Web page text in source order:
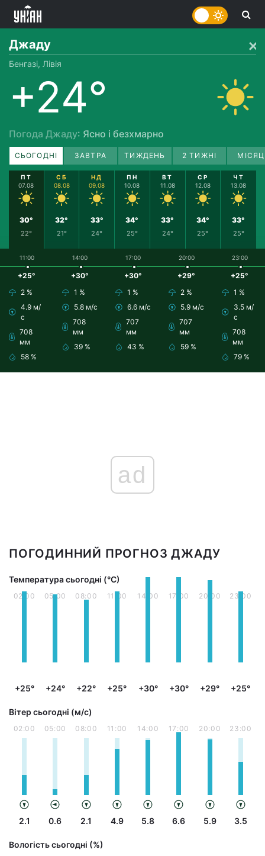
Джаду
Бенгазі, Лівія
+24°
Погода Джаду: Ясно і безхмарно
СЬОГОДНІ ЗАВТРА ТИЖДЕНЬ 2 ТИЖНІ
ПТ
07.08
30°
22°
СБ
08.08
32°
21°
НД
09.08
33°
24°
ПН
10.08
34°
25°
ВТ
11.08
33°
24°
СР
12.08
34°
25°
ЧТ
13.08
33°
25°
11:00
+25°
2 %
4.9 м/
с
708
мм
58 %
14:00
+30°
1 %
5.8 м/с
708
мм
39 %
17:00
+30°
1 %
6.6 м/с
707
мм
43 %
20:00
+29°
2 %
5.9 м/с
707
мм
59 %
23:00
+25°
1 %
3.5 м/
с
708
мм
79 %
ad
ПОГОДИННИЙ ПРОГНОЗ ДЖАДУ
Температура сьогодні (°С)
02:00
+25°
05:00
+24°
08:00
+22°
11:00
+25°
14:00
+30°
17:00
+30°
20:00
+29°
23:00
+25°
Вітер сьогодні (м/с)
02:00
2.1
05:00
0.6
08:00
2.1
11:00
4.9
14:00
5.8
17:00
6.6
20:00
5.9
23:00
3.5
Вологість сьогодні (%)